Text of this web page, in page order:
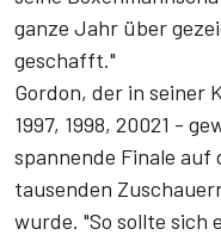
ganze Jahr über
geschafft."
Gordon, der in seiner
1997, 1998, 20021 -
spannende Finale auf
tausenden
wurde. "So sollte sich